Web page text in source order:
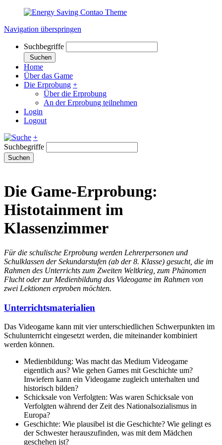
Navigation überspringen
Suchbegriffe
Suchen
Home
Über das Game
Die Erprobung +
Über die Erprobung
An der Erprobung teilnehmen
Login
Logout
+
Suchbegriffe
Suchen
Die Game-Erprobung:
Histotainment im
Klassenzimmer
Für die schulische Erprobung werden Lehrerpersonen und
Schulklassen der Sekundarstufen (ab der 8. Klasse) gesucht, die im
Rahmen des Unterrichts zum Zweiten Weltkrieg, zum Phänomen
Flucht oder zur Medienbildung das Videogame im Rahmen von
zwei Lektionen erproben möchten.
Unterrichtsmaterialien
Das Videogame kann mit vier unterschiedlichen Schwerpunkten im
Schulunterricht eingesetzt werden, die miteinander kombiniert
werden können.
Medienbildung: Was macht das Medium Videogame
eigentlich aus? Wie gehen Games mit Geschichte um?
Inwiefern kann ein Videogame zugleich unterhalten und
historisch bilden?
Schicksale von Verfolgten: Was waren Schicksale von
Verfolgten während der Zeit des Nationalsozialismus in
Europa?
Geschichte: Wie plausibel ist die Geschichte? Wie gelingt es
der Schwester herauszufinden, was mit dem Mädchen
geschehen ist?